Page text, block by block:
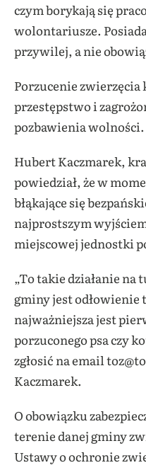
czym borykają się
wolontariusze.
przywilej, a nie
Porzucenie
przestępstwo i
pozbawienia wolności.
Hubert Kaczmarek,
powiedział, że w
błąkające się
najprostszym
miejscowej jednostki
„To takie działanie
gminy jest odłowienie
najważniejsza jest
porzuconego psa czy
zgłosić na email
Kaczmarek.
O obowiązku
terenie danej gminy
Ustawy o ochronie